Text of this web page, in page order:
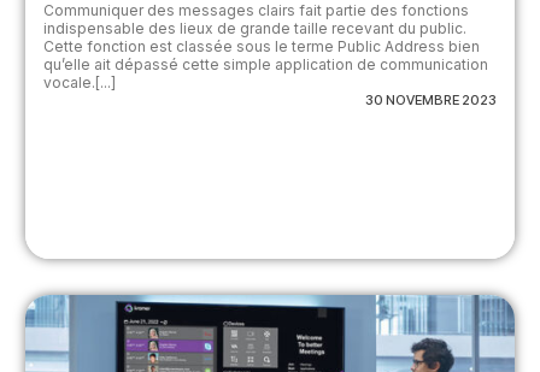
Communiquer des messages clairs fait partie des fonctions
indispensable des lieux de grande taille recevant du public.
Cette fonction est classée sous le terme Public Address bien
qu’elle ait dépassé cette simple application de communication
vocale.[...]
30 NOVEMBRE 2023